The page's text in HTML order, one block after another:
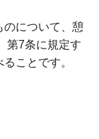
のについて、憩
第7条に規定す
ことです。